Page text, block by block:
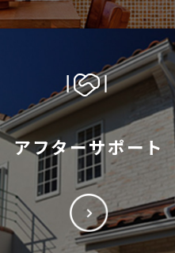
アフターサポート